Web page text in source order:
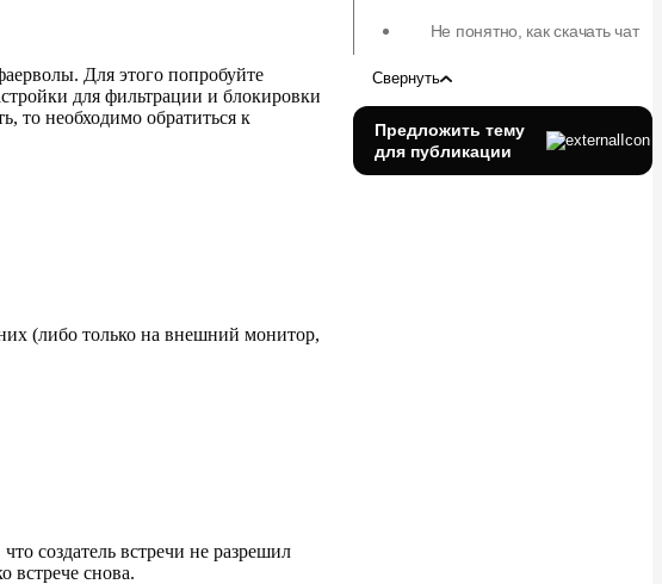
Для этого попробуйте
для фильтрации и блокировки
то необходимо обратиться к
(либо только на внешний монитор,
создатель встречи не разрешил
встрече снова.
Не понятно, как скачать чат
Я вышел из встречи и
Включена расшифровка
встречи, но я её не вижу
Свернуть
Предложить тему
для публикации